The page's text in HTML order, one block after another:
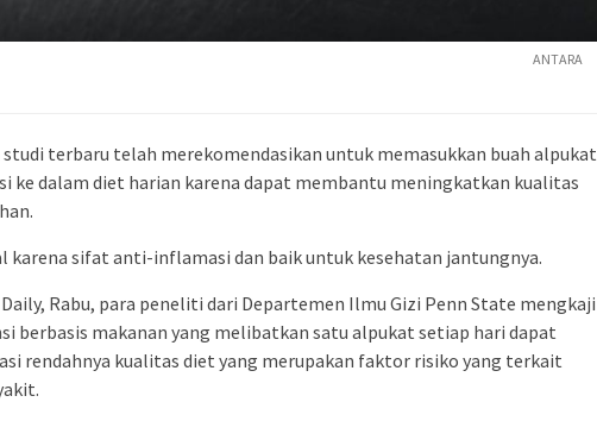
ANTARA
terbaru telah merekomendasikan untuk memasukkan buah alpukat
ke dalam diet harian karena dapat membantu meningkatkan kualitas
karena sifat anti-inflamasi dan baik untuk kesehatan jantungnya.
Rabu, para peneliti dari Departemen Ilmu Gizi Penn State mengkaji
berbasis makanan yang melibatkan satu alpukat setiap hari dapat
rendahnya kualitas diet yang merupakan faktor risiko yang terkait